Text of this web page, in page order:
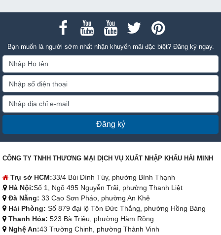
Bạn muốn là người sớm nhất nhận khuyến mãi đặc biệt? Đăng ký ngay.
Đăng ký
CÔNG TY TNHH THƯƠNG MẠI DỊCH VỤ XUẤT NHẬP KHẨU HẢI MINH
Trụ sở HCM:33/4 Bùi Đình Túy, phường Bình Thạnh
Hà Nội:Số 1, Ngõ 495 Nguyễn Trãi, phường Thanh Liệt
Đà Nẵng: 33 Cao Sơn Pháo, phường An Khê
Hải Phòng: Số 879 đại lộ Tôn Đức Thắng, phường Hồng Bàng
Thanh Hóa: 523 Bà Triệu, phường Hàm Rồng
Nghệ An:43 Trường Chinh, phường Thành Vinh